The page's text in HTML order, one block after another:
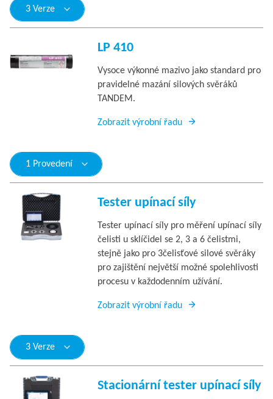
3 Verze
LP 410
Vysoce výkonné mazivo jako standard pro
pravidelné mazání silových svěráků
TANDEM.
Zobrazit výrobní řadu
1 Provedení
Tester upínací síly
Tester upínací síly pro měření upínací síly
čelisti u sklíčidel se 2, 3 a 6 čelistmi,
stejně jako pro 3čelisťové silové svěráky
pro zajištění největší možné spolehlivosti
procesu v každodenním užívání.
Zobrazit výrobní řadu
3 Verze
Stacionární tester upínací síly